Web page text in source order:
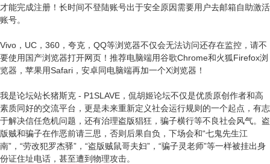
才能完成注册！长时间不登陆账号出于安全原因需要用户去邮箱自助激活
账号。
Vivo，UC，360，夸克，QQ等浏览器不仅会无法访问还存在监控，请不
要使用国产浏览器打开网页！推荐电脑端用谷歌Chrome和火狐Firefox浏
览器，苹果用Safari，安卓同电脑端再加一个X浏览器！
我是论坛站长猪斯克 - P1SLAVE，侃胡姬论坛不仅是优质原创作者和高
素质同好的交流平台，更是未来重新定义社会运行规则的一个起点，有志
于解决信任危机问题，还有治理盗版猖狂，骗子横行等不良社会风气。盗
版贼和骗子在作恶前请三思，否则后果自负，下场会和“七鬼先生江
南”，“劳改犯罗杰驿”，“盗版贼鼠哥夫妇”，“骗子灵老师”等一样被挂出身
份证住址电话，甚至遭到物理攻击。